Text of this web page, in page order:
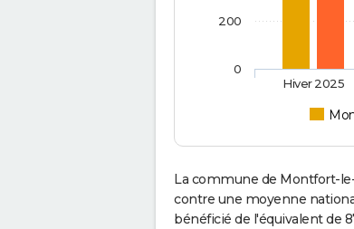
Hiver 2025
0
200
La commune de Montfort-
contre une moyenne
bénéficié de l'équivalent de